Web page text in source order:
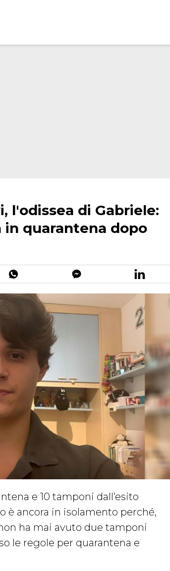
l'odissea di Gabriele:
in quarantena dopo
e 10 tamponi dall’esito
è ancora in isolamento perché,
ha mai avuto due tamponi
le regole per quarantena e